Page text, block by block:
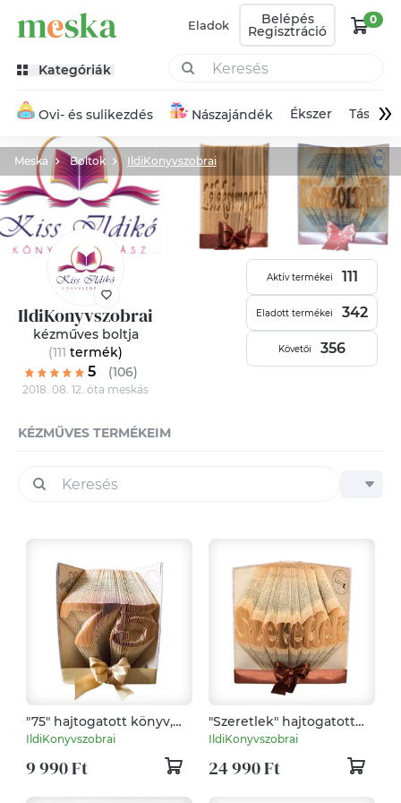
Eladok Belépés
Regisztráció
0
Kategóriák
Ovi- és sulikezdés Nászajándék Ékszer Táska»
Meska Boltok IldiKonyvszobrai
IldiKonyvszobrai
kézműves boltja
(111 termék)
5 (106)
2018. 08. 12. óta meskás
Aktív termékei 111
Eladott termékei 342
Követői 356
KÉZMŰVES TERMÉKEIM
"75" hajtogatott könyv,
könyvszobor
születésnapra -
Rendelésre
IldiKonyvszobrai
9 990 Ft
"Szeretlek" hajtogatott
könyv, könyvszobor
esküvőre, évfordulóra,
nászajándéknak-
Rendelésre
IldiKonyvszobrai
24 990 Ft